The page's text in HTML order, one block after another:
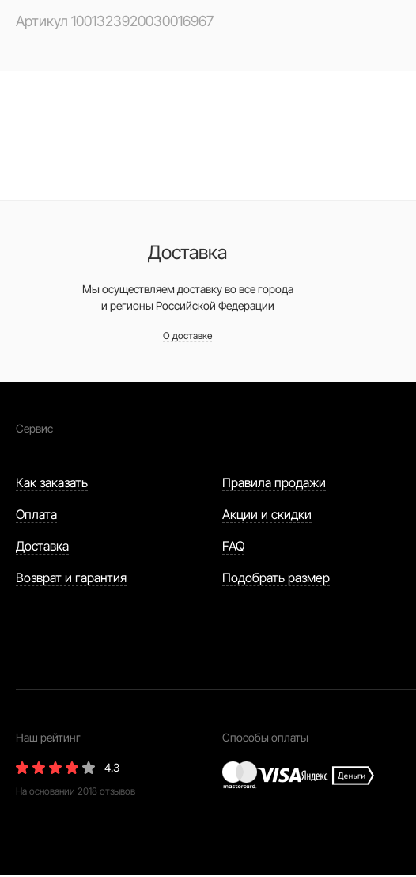
Артикул 1001323920030016967
Доставка
Мы осуществляем доставку во все города
и регионы Российской Федерации
О доставке
Сервис
Как заказать
Оплата
Доставка
Возврат и гарантия
Правила продажи
Акции и скидки
FAQ
Подобрать размер
Наш рейтинг
4.3
На основании 2018 отзывов
Способы оплаты